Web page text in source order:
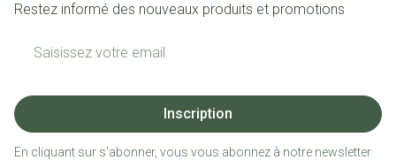
Restez informé des nouveaux produits et promotions
Inscription
En cliquant sur s'abonner, vous vous abonnez à notre newsletter